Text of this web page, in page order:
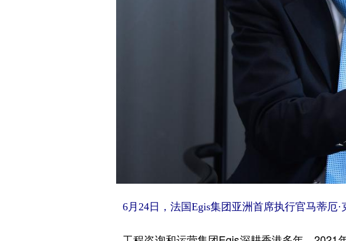
6月24日，法国Egis集团亚洲首席执行官马蒂厄·